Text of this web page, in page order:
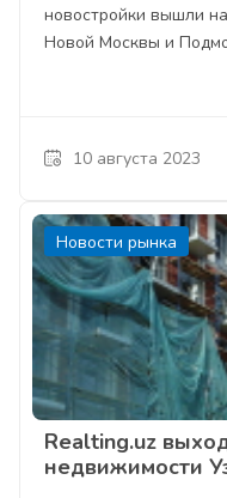
новостройки вышли
Новой Москвы и
10 августа 2023
Новости рынка
Realting.uz
недвижимости